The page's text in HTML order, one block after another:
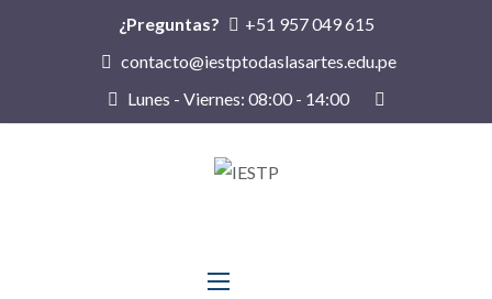
¿Preguntas?
+51 957 049 615
contacto@iestptodaslasartes.edu.pe
Lunes - Viernes: 08:00 - 14:00